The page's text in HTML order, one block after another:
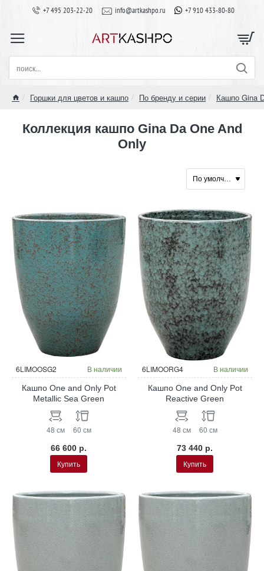
+7 495 203-22-20 info@artkashpo.ru +7 910 433-80-80
поиск...
Горшки для цветов и кашпо По бренду и серии Кашпо Gina
Коллекция кашпо Gina Da One And
Only
6LIMOOSG2 В наличии
Кашпо One and Only Pot
Metallic Sea Green
48 см 60 см
66 600 р.
Купить
6LIMOORG4 В наличии
Кашпо One and Only Pot
Reactive Green
48 см 60 см
73 440 р.
Купить